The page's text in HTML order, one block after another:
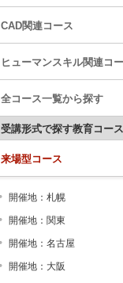
CAD関連コース
ヒューマンスキル関連コ
全コース一覧から探す
受講形式で探す教育コース
来場型コース
開催地：札幌
開催地：関東
開催地：名古屋
開催地：大阪